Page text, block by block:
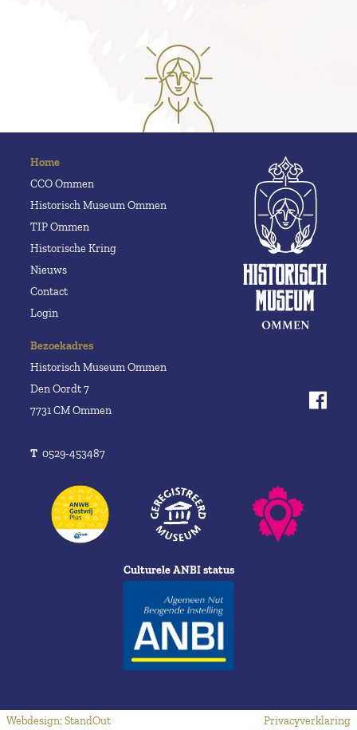
Bezoekadres
Historisch Museum Ommen
Den Oordt 7
7731 CM Ommen
T 0529-453487
Home
CCO Ommen
Historisch Museum Ommen
TIP Ommen
Historische Kring
Nieuws
Contact
Login
Culturele ANBI status
Webdesign: StandOut Privacyverklaring